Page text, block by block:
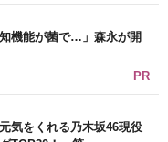
機能が菌で…」森永が開
PR
気をくれる乃木坂46現役